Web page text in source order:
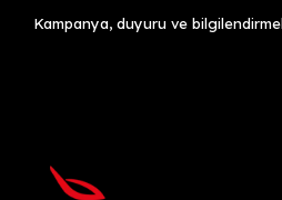
Kampanya, duyuru ve